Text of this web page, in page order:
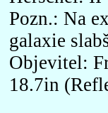
Pozn.: Na
galaxie
Objevitel:
18.7in